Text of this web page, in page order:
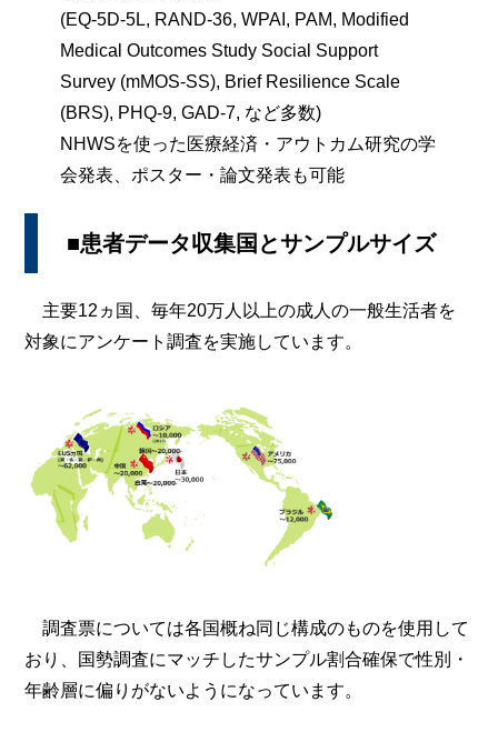
(EQ-5D-5L, RAND-36, WPAI, PAM, Modified
Medical Outcomes Study Social Support
Survey (mMOS-SS), Brief Resilience Scale
(BRS), PHQ-9, GAD-7, など多数)
NHWSを使った 医療経済・アウトカム研究の学
会発表、ポスター・論文発表 も可能
■患者データ収集国とサンプルサイズ
主要12ヵ国、毎年20万人以上の成人の一般生活者を
対象にアンケート調査を実施しています。
調査票については各国概ね同じ構成のものを使用して
おり、国勢調査にマッチしたサンプル割合確保で性別・
年齢層に偏りがないようになっています。